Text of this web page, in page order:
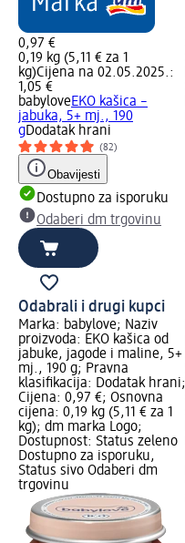
0,97 €
0,19 kg (5,11 € za 1
kg)Cijena na 02.05.2025.:
1,05 €
babyloveEKO kašica –
jabuka, 5+ mj., 190
gDodatak hrani
(82)
Obavijesti
Dostupno za isporuku
Odaberi dm trgovinu
Odabrali i drugi kupci
Marka: babylove; Naziv
proizvoda: EKO kašica od
jabuke, jagode i maline, 5+
mj., 190 g; Pravna
klasifikacija: Dodatak hrani;
Cijena: 0,97 €; Osnovna
cijena: 0,19 kg (5,11 € za 1
kg); dm marka Logo;
Dostupnost: Status zeleno
Dostupno za isporuku,
Status sivo Odaberi dm
trgovinu